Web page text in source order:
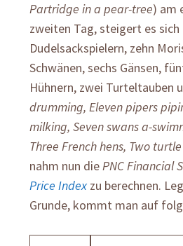
Partridge in a pear-tree) am
zweiten Tag, steigert es
Dudelsackspielern, zehn
Schwänen, sechs Gänsen,
Hühnern, zwei Turteltauben
drumming, Eleven pipers
milking, Seven swans a-
Three French hens, Two
nahm nun diePNC Financial
Price Index zu berechnen.
Grunde, kommt man auf